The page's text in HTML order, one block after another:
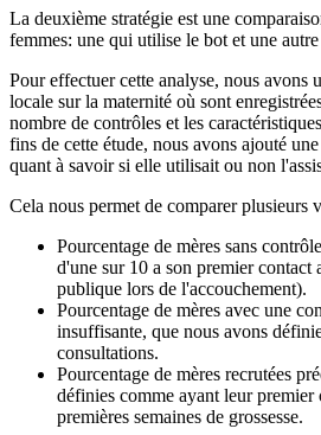
La deuxième stratégie est une
femmes: une qui utilise le bot et une
Pour effectuer cette analyse, nous avons
locale sur la maternité où sont
nombre de contrôles et les
fins de cette étude, nous avons ajouté
quant à savoir si elle utilisait ou non
Cela nous permet de comparer plusieurs
Pourcentage de mères sans
d'une sur 10 a son premier contact
publique lors de l'accouchement).
Pourcentage de mères avec une
insuffisante, que nous avons
consultations.
Pourcentage de mères recrutées
définies comme ayant leur premier
premières semaines de grossesse.